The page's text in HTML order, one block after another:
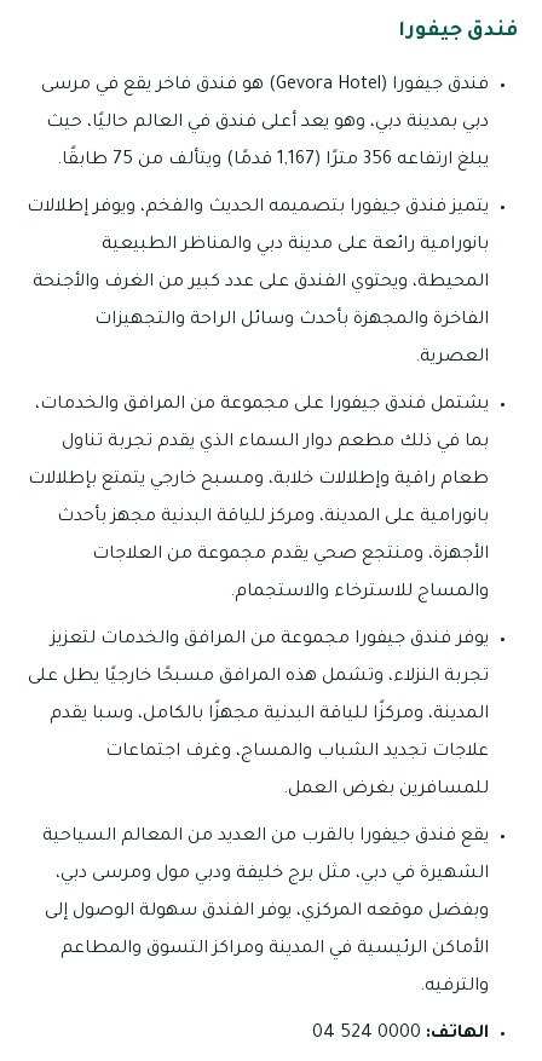
فندق جيفورا
فندق جيفورا (Gevora Hotel) هو فندق فاخر يقع في مرسى
دبي بمدينة دبي، وهو يعد أعلى فندق في العالم حاليًا، حيث
يبلغ ارتفاعه 356 مترًا (1,167 قدمًا) ويتألف من 75 طابقًا.
يتميز فندق جيفورا بتصميمه الحديث والفخم، ويوفر إطلالات
بانورامية رائعة على مدينة دبي والمناظر الطبيعية
المحيطة، ويحتوي الفندق على عدد كبير من الغرف والأجنحة
الفاخرة والمجهزة بأحدث وسائل الراحة والتجهيزات
العصرية.
يشتمل فندق جيفورا على مجموعة من المرافق والخدمات،
بما في ذلك مطعم دوار السماء الذي يقدم تجربة تناول
طعام راقية وإطلالات خلابة، ومسبح خارجي يتمتع بإطلالات
بانورامية على المدينة، ومركز للياقة البدنية مجهز بأحدث
الأجهزة، ومنتجع صحي يقدم مجموعة من العلاجات
والمساج للاسترخاء والاستجمام.
يوفر فندق جيفورا مجموعة من المرافق والخدمات لتعزيز
تجربة النزلاء، وتشمل هذه المرافق مسبحًا خارجيًا يطل على
المدينة، ومركزًا للياقة البدنية مجهزًا بالكامل، وسبا يقدم
علاجات تجديد الشباب والمساج، وغرف اجتماعات
للمسافرين بغرض العمل.
يقع فندق جيفورا بالقرب من العديد من المعالم السياحية
الشهيرة في دبي، مثل برج خليفة ودبي مول ومرسى دبي،
وبفضل موقعه المركزي، يوفر الفندق سهولة الوصول إلى
الأماكن الرئيسية في المدينة ومراكز التسوق والمطاعم
والترفيه.
الهاتف: